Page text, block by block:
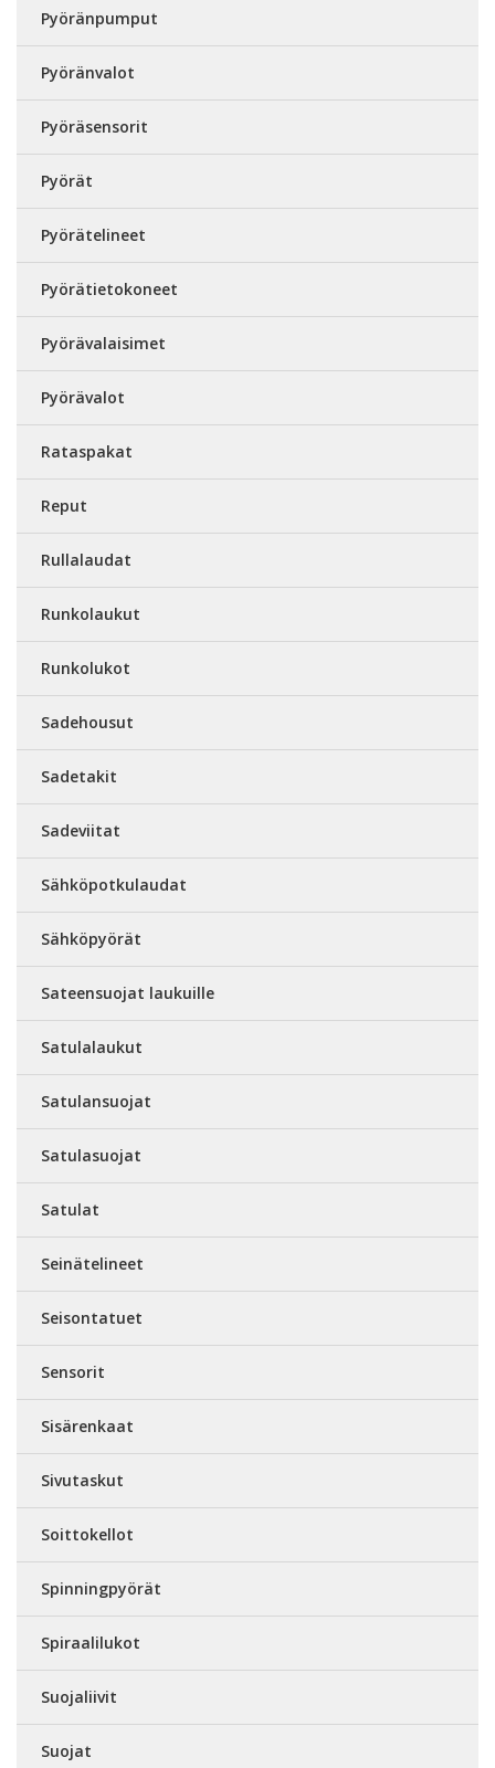
Pyöränpumput
Pyöränvalot
Pyöräsensorit
Pyörät
Pyörätelineet
Pyörätietokoneet
Pyörävalaisimet
Pyörävalot
Rataspakat
Reput
Rullalaudat
Runkolaukut
Runkolukot
Sadehousut
Sadetakit
Sadeviitat
Sähköpotkulaudat
Sähköpyörät
Sateensuojat laukuille
Satulalaukut
Satulansuojat
Satulasuojat
Satulat
Seinätelineet
Seisontatuet
Sensorit
Sisärenkaat
Sivutaskut
Soittokellot
Spinningpyörät
Spiraalilukot
Suojaliivit
Suojat